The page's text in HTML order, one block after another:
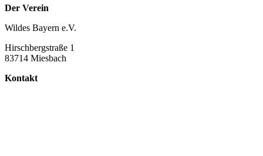
Der Verein
Wildes Bayern e.V.
Hirschbergstraße 1
83714 Miesbach
Kontakt